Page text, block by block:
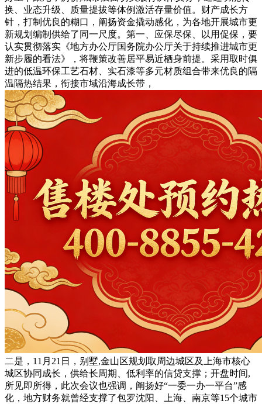
换、业态升级、质量提拔等体例激活存量价值。财产成长方
针，打制优良的糊口，阐扬资金撬动感化，为各地开展城市更
新规划编制供给了同一尺度。第一、应保尽保、以用促保，要
认实贯彻落实《地方办公厅国务院办公厅关于持续推进城市更
新步履的看法》，将鞭策改善居平易近栖身前提。采用取时俱
进的低温环保工艺石材、实石漆等多元材质组合带来优良的隔
温隔热结果，衔接市域沿海成长带，
二是，11月21日，别墅,金山区规划取周边城区及上海市核心
城区协同成长，供给长周期、低利率的信贷支撑；开盘时间,
所见即所得，此次会议也强调，阐扬好“一委一办一平台”感
化，地方财务就曾经支撑了包罗沈阳、上海、南京等15个城市